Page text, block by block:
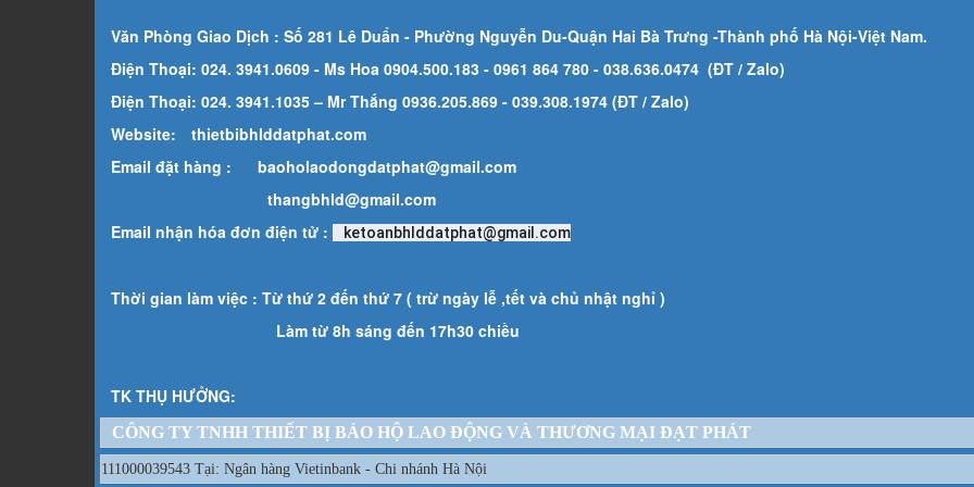
Văn Phòng Giao Dịch : Số 281 Lê Duẩn - Phường Nguyễn Du-Quận Hai Bà Trưng -Thành phố Hà Nội-Việt Nam.
Điện Thoại: 024. 3941.0609 - Ms Hoa 0904.500.183 - 0961 864 780 - 038.636.0474 (ĐT / Zalo)
Điện Thoại: 024. 3941.1035 – Mr Thắng 0936.205.869 - 039.308.1974 (ĐT / Zalo)
Website:
thietbibhlddatphat.com
Email đặt hàng : baoholaodongdatphat@gmail.com
thangbhld@gmail.com
Email nhận hóa đơn điện tử :
ketoanbhlddatphat@gmail.com
Thời gian làm việc : Từ thứ 2 đến thứ 7 ( trừ ngày lễ ,tết và chủ nhật nghỉ )
Làm từ 8h sáng đến 17h30 chiều
TK THỤ HƯỞNG:
CÔNG TY TNHH THIẾT BỊ BẢO HỘ LAO ĐỘNG VÀ THƯƠNG MẠI ĐẠT PHÁT
111000039543 Tại: Ngân hàng Vietinbank - Chi nhánh Hà Nội